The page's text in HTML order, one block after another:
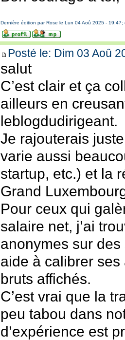
Dernière édition par Rose le Lun 04 Aoû 2025 - 19:47;
Posté le: Dim 03 Aoû
salut
C’est clair et ça
ailleurs en
leblogdudirigeant.
Je rajouterais
varie aussi
startup, etc.) et la
Grand
Pour ceux qui
salaire net, j’ai
anonymes sur
aide à calibrer ses
bruts affichés.
C’est vrai que la
peu tabou dans
d’expérience est